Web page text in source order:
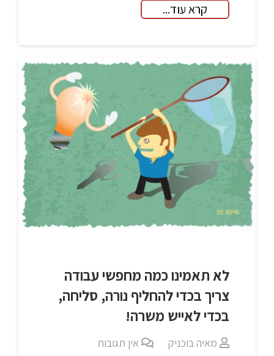
קרא עוד...
לא תאמינו כמה מחפשי עבודה
צריך בכדי להחליף נורה, סליחה,
בכדי לאייש משרה!
מאיה בוכניק אין תגובות